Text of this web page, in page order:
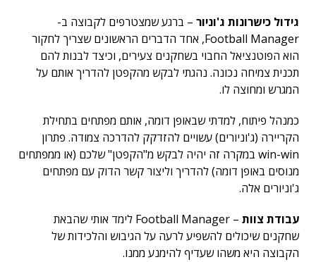
גידול כישרונות ג'וניור – ברגע שמצטרפים לקבוצה ב-
Football Manager, אחד הדברים הראשונים שצריך לחקור
הוא הפוטנציאל החבוי בשחקנים צעירים, וכיצד לבנות להם
תכנית צמיחה נכונה. נהגתי לבקש מהקפטן להדריך אותם על
המגרש ומחוצה לו.
כמנהל פיתוח, למדתי שבאופן דומה, אותם מפתחים בתחילת
הקריירה (ג'וניורים) עשויים להזדקק להדרכה צמודה. פתרון
win-win במקרה זה יהיה לבקש מ"הקפטן" שלכם (או ממפתחים
מנוסים באופן דומה) להדריך וליצור קשר הדוק עם מפתחים
ג'וניורים אלה.
עבודת צוות
– Football Manager לימד אותי שהבאת
שחקנים שיכולים להשפיע לרעה על הגיבוש והלכידות של
הקבוצה היא משהו שעדיף להימנע ממנו.